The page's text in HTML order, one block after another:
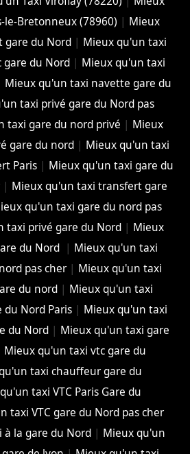
le-Bretonneux (78960) | Mieux
gare du Nord| Mieux qu'un taxi
du Nord| Mieux qu'un taxi
Mieux qu'un taxi navette gare du
taxi privé gare du Nord pas
taxi gare du nord privé | Mieux
gare du nord | Mieux qu'un taxi
Paris| Mieux qu'un taxi gare du
| Mieux qu'un taxi transfert gare
qu'un taxi gare du nord pas
taxi privé gare du Nord | Mieux
du Nord | Mieux qu'un taxi
pas cher| Mieux qu'un taxi
du nord | Mieux qu'un taxi
Nord Paris| Mieux qu'un taxi
du Nord| Mieux qu'un taxi gare
Mieux qu'un taxi vtc gare du
taxi chauffeur gare du
taxi VTC Paris Gare du
taxi VTC gare du Nord pas cher
la gare du Nord | Mieux qu'un